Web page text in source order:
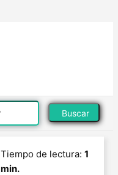
Buscar
Tiempo de lectura: 1
min.